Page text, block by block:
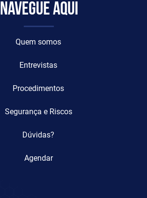
Navegue aqui
Quem somos
Entrevistas
Procedimentos
Segurança e Riscos
Dúvidas?
Agendar